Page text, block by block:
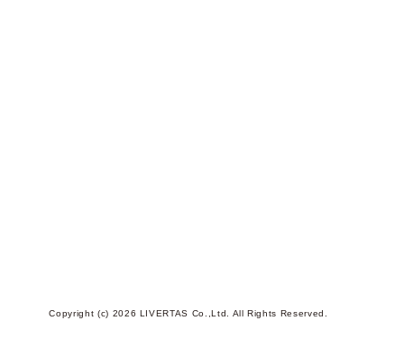
Copyright (c) 2026 LIVERTAS Co.,Ltd. All Rights Reserved.